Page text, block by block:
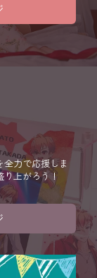
力で応援しま
上がろう！